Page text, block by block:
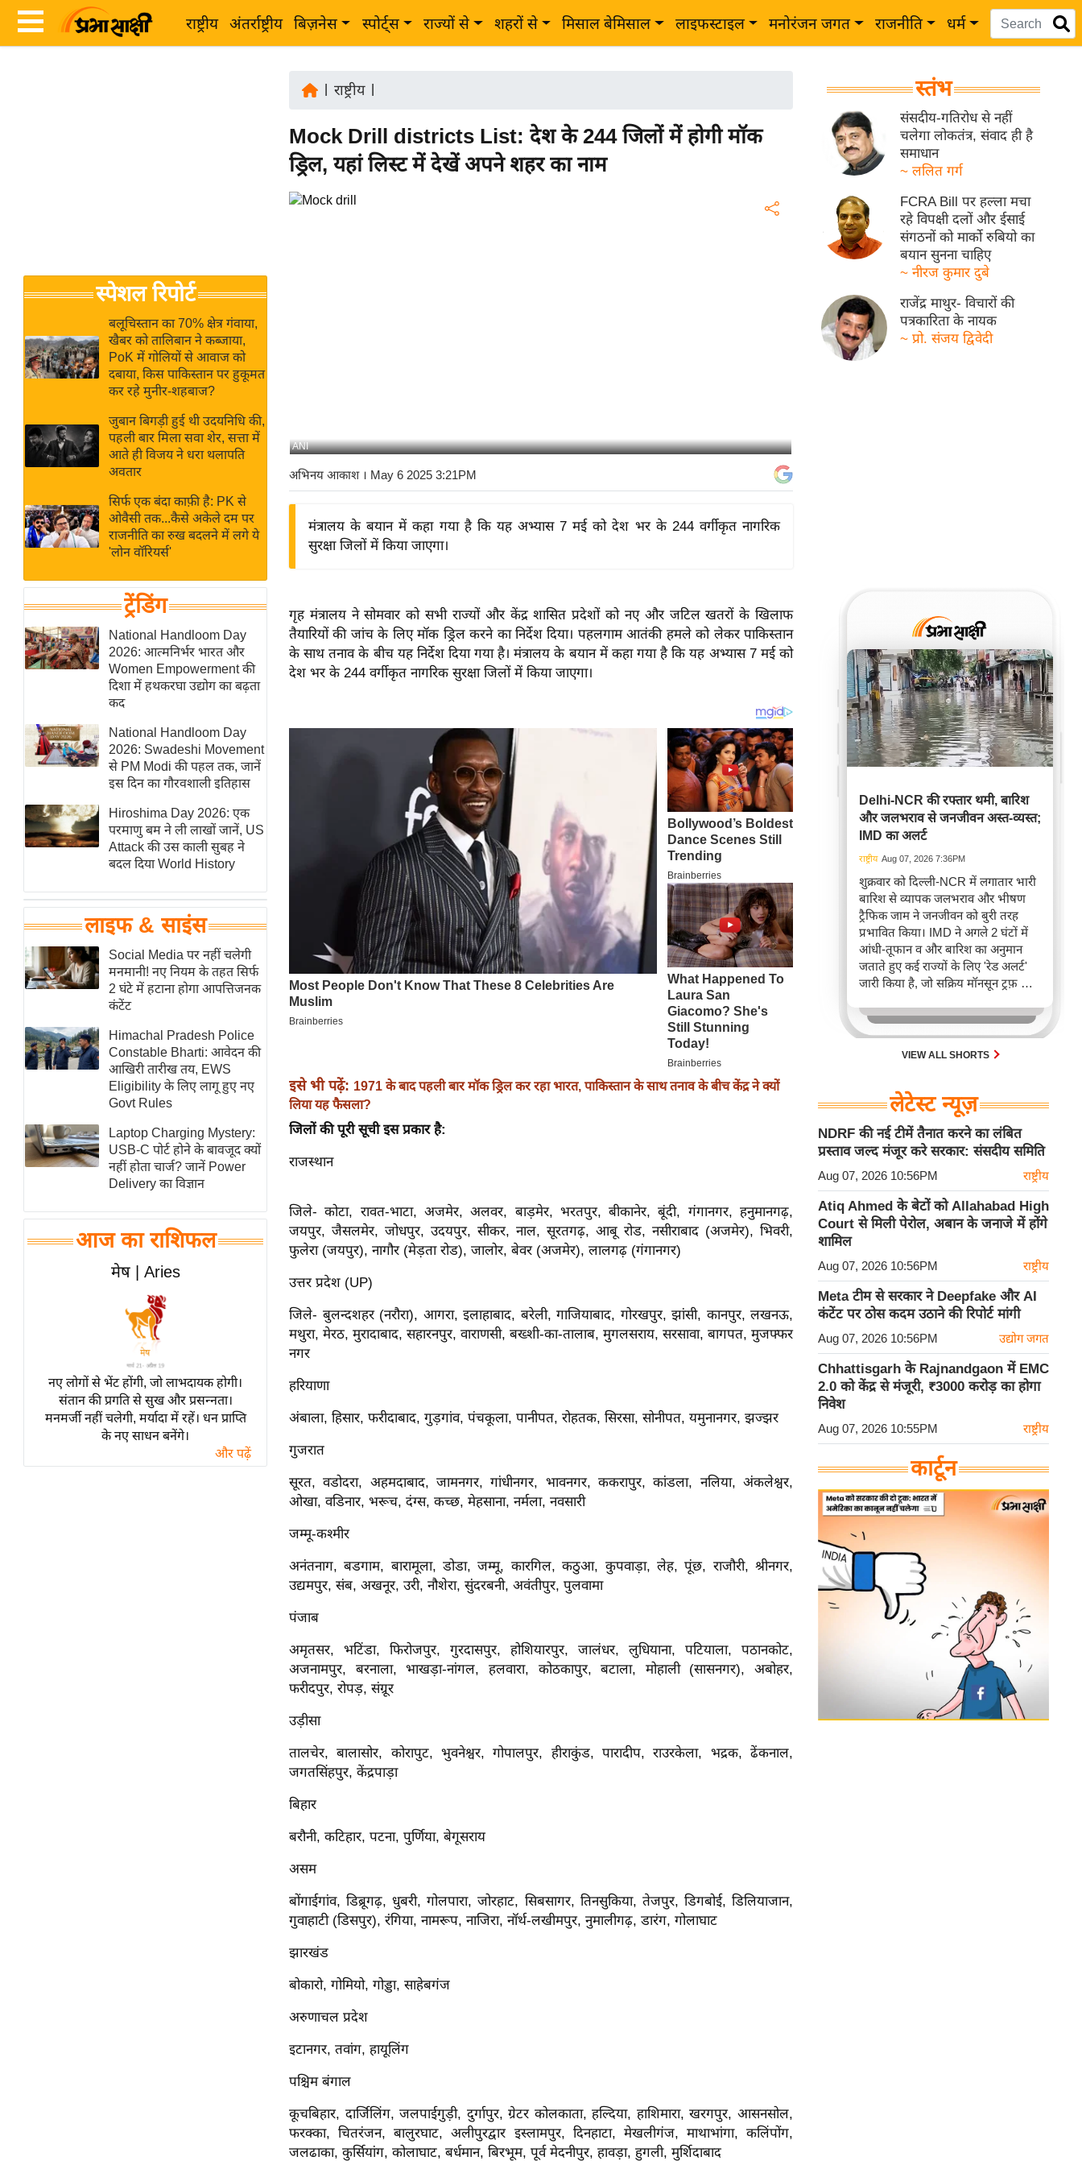
राष्ट्रीय अंतर्राष्ट्रीय बिज़नेस स्पोर्ट्स राज्यों से शहरों से मिसाल बेमिसाल लाइफस्टाइल मनोरंजन जगत राजनीति धर्म
Breaking
News in
Hindi
Hindi
Videos
जगत
राय
बजट
IPL
2026
ई-पेपर
मिसाल बेमिसाल
शख्सियत
यंग इंडिया
साहित्य जगत
ऑटो वर्ल्ड
न्यूज ब्रीफ
मनोरंजन जगत
बॉलीवुड
हॉलीवुड
फिल्म समीक्षा
Breaking
News
लाइफस्टाइल
टेक्नॉलॉजी
घरेलू नुस्खे
पर्यटन स्थल
फिटनेस मंत्रा
रिलेशनशिप
राजनीति
विश्लेषण
समसामयिक
मातृभूमि
एम.
आर.
आई.
समीक्षा
धर्म
ज्योतिष
त्योहार
राशिफल
विशेष
स्पेशल रिपोर्ट
बलूचिस्तान का 70% क्षेत्र गंवाया,
खैबर को तालिबान ने कब्जाया,
PoK में गोलियों से आवाज को
दबाया, किस पाकिस्तान पर हुकूमत
कर रहे मुनीर-शहबाज?
जुबान बिगड़ी हुई थी उदयनिधि की,
पहली बार मिला सवा शेर, सत्ता में
आते ही विजय ने धरा थलापति
अवतार
सिर्फ एक बंदा काफ़ी है: PK से
ओवैसी तक...कैसे अकेले दम पर
राजनीति का रुख बदलने में लगे ये
'लोन वॉरियर्स'
ट्रेंडिंग
National Handloom Day
2026: आत्मनिर्भर भारत और
Women Empowerment की
दिशा में हथकरघा उद्योग का बढ़ता
कद
National Handloom Day
2026: Swadeshi Movement
से PM Modi की पहल तक, जानें
इस दिन का गौरवशाली इतिहास
Hiroshima Day 2026: एक
परमाणु बम ने ली लाखों जानें, US
Attack की उस काली सुबह ने
बदल दिया World History
लाइफ & साइंस
Social Media पर नहीं चलेगी
मनमानी! नए नियम के तहत सिर्फ
2 घंटे में हटाना होगा आपत्तिजनक
कंटेंट
Himachal Pradesh Police
Constable Bharti: आवेदन की
आखिरी तारीख तय, EWS
Eligibility के लिए लागू हुए नए
Govt Rules
Laptop Charging Mystery:
USB-C पोर्ट होने के बावजूद क्यों
नहीं होता चार्ज? जानें Power
Delivery का विज्ञान
आज का राशिफल
मेष | Aries
नए लोगों से भेंट होंगी, जो लाभदायक होगी।
संतान की प्रगति से सुख और प्रसन्नता।
मनमर्जी नहीं चलेगी, मर्यादा में रहें। धन प्राप्ति
के नए साधन बनेंगे।
और पढ़ें
राष्ट्रीय|
Mock Drill districts List: देश के 244 जिलों में होगी मॉक
ड्रिल, यहां लिस्ट में देखें अपने शहर का नाम
ANI
अभिनय आकाश। May 6 2025 3:21PM
मंत्रालय के बयान में कहा गया है कि यह अभ्यास 7 मई को देश भर के 244 वर्गीकृत नागरिक
सुरक्षा जिलों में किया जाएगा।
गृह मंत्रालय ने सोमवार को सभी राज्यों और केंद्र शासित प्रदेशों को नए और जटिल खतरों के खिलाफ
तैयारियों की जांच के लिए मॉक ड्रिल करने का निर्देश दिया। पहलगाम आतंकी हमले को लेकर पाकिस्तान
के साथ तनाव के बीच यह निर्देश दिया गया है। मंत्रालय के बयान में कहा गया है कि यह अभ्यास 7 मई को
देश भर के 244 वर्गीकृत नागरिक सुरक्षा जिलों में किया जाएगा।
इसे भी पढ़ें: 1971 के बाद पहली बार मॉक ड्रिल कर रहा भारत, पाकिस्तान के साथ तनाव के बीच केंद्र ने क्यों
लिया यह फैसला?
जिलों की पूरी सूची इस प्रकार है:
राजस्थान
जिले- कोटा, रावत-भाटा, अजमेर, अलवर, बाड़मेर, भरतपुर, बीकानेर, बूंदी, गंगानगर, हनुमानगढ़,
जयपुर, जैसलमेर, जोधपुर, उदयपुर, सीकर, नाल, सूरतगढ़, आबू रोड, नसीराबाद (अजमेर), भिवरी,
फुलेरा (जयपुर), नागौर (मेड़ता रोड), जालोर, बेवर (अजमेर), लालगढ़ (गंगानगर)
उत्तर प्रदेश (UP)
जिले- बुलन्दशहर (नरौरा), आगरा, इलाहाबाद, बरेली, गाजियाबाद, गोरखपुर, झांसी, कानपुर, लखनऊ,
मथुरा, मेरठ, मुरादाबाद, सहारनपुर, वाराणसी, बख्शी-का-तालाब, मुगलसराय, सरसावा, बागपत, मुजफ्फर
नगर
हरियाणा
अंबाला, हिसार, फरीदाबाद, गुड़गांव, पंचकूला, पानीपत, रोहतक, सिरसा, सोनीपत, यमुनानगर, झज्झर
गुजरात
सूरत, वडोदरा, अहमदाबाद, जामनगर, गांधीनगर, भावनगर, ककरापुर, कांडला, नलिया, अंकलेश्वर,
ओखा, वडिनार, भरूच, दंग्स, कच्छ, मेहसाना, नर्मला, नवसारी
जम्मू-कश्मीर
अनंतनाग, बडगाम, बारामूला, डोडा, जम्मू, कारगिल, कठुआ, कुपवाड़ा, लेह, पूंछ, राजौरी, श्रीनगर,
उद्यमपुर, संब, अखनूर, उरी, नौशेरा, सुंदरबनी, अवंतीपुर, पुलवामा
पंजाब
अमृतसर, भटिंडा, फिरोजपुर, गुरदासपुर, होशियारपुर, जालंधर, लुधियाना, पटियाला, पठानकोट,
अजनामपुर, बरनाला, भाखड़ा-नांगल, हलवारा, कोठकापुर, बटाला, मोहाली (सासनगर), अबोहर,
फरीदपुर, रोपड़, संग्रूर
उड़ीसा
तालचेर, बालासोर, कोरापुट, भुवनेश्वर, गोपालपुर, हीराकुंड, पारादीप, राउरकेला, भद्रक, ढेंकनाल,
जगतसिंहपुर, केंद्रपाड़ा
बिहार
बरौनी, कटिहार, पटना, पुर्णिया, बेगूसराय
असम
बोंगाईगांव, डिब्रूगढ़, धुबरी, गोलपारा, जोरहाट, सिबसागर, तिनसुकिया, तेजपुर, डिगबोई, डिलियाजान,
गुवाहाटी (डिसपुर), रंगिया, नामरूप, नाजिरा, नॉर्थ-लखीमपुर, नुमालीगढ़, डारंग, गोलाघाट
झारखंड
बोकारो, गोमियो, गोड्डा, साहेबगंज
अरुणाचल प्रदेश
इटानगर, तवांग, हायूलिंग
पश्चिम बंगाल
कूचबिहार, दार्जिलिंग, जलपाईगुड़ी, दुर्गापुर, ग्रेटर कोलकाता, हल्दिया, हाशिमारा, खरगपुर, आसनसोल,
फरक्का, चितरंजन, बालुरघाट, अलीपुरद्वार इस्लामपुर, दिनहाटा, मेखलीगंज, माथाभांगा, कलिंपोंग,
जलढाका, कुर्सियांग, कोलाघाट, बर्धमान, बिरभूम, पूर्व मेदनीपुर, हावड़ा, हुगली, मुर्शिदाबाद
स्तंभ
संसदीय-गतिरोध से नहीं
चलेगा लोकतंत्र, संवाद ही है
समाधान
~ ललित गर्ग
FCRA Bill पर हल्ला मचा
रहे विपक्षी दलों और ईसाई
संगठनों को मार्को रुबियो का
बयान सुनना चाहिए
~ नीरज कुमार दुबे
राजेंद्र माथुर- विचारों की
पत्रकारिता के नायक
~ प्रो. संजय द्विवेदी
Delhi-NCR की रफ्तार थमी, बारिश
और जलभराव से जनजीवन अस्त-व्यस्त;
IMD का अलर्ट
राष्ट्रीय Aug 07, 2026 7:36PM
शुक्रवार को दिल्ली-NCR में लगातार भारी
बारिश से व्यापक जलभराव और भीषण
ट्रैफिक जाम ने जनजीवन को बुरी तरह
प्रभावित किया। IMD ने अगले 2 घंटों में
आंधी-तूफान व और बारिश का अनुमान
जताते हुए कई राज्यों के लिए 'रेड अलर्ट'
जारी किया है, जो सक्रिय मॉनसून ट्रफ़ और
जिससे यातायात बाधित होने के साथ-साथ
सफदरजंग अस्पताल में भी जलभराव की
स्थिति बनी।VIEW ALL SHORTS
लेटेस्ट न्यूज़
NDRF की नई टीमें तैनात करने का लंबित
प्रस्ताव जल्द मंजूर करे सरकार: संसदीय समिति
Aug 07, 2026 10:56PM राष्ट्रीय
Atiq Ahmed के बेटों को Allahabad High
Court से मिली पेरोल, अबान के जनाजे में होंगे
शामिल
Aug 07, 2026 10:56PM राष्ट्रीय
Meta टीम से सरकार ने Deepfake और AI
कंटेंट पर ठोस कदम उठाने की रिपोर्ट मांगी
Aug 07, 2026 10:56PM उद्योग जगत
Chhattisgarh के Rajnandgaon में EMC
2.0 को केंद्र से मंजूरी, ₹3000 करोड़ का होगा
निवेश
Aug 07, 2026 10:55PM राष्ट्रीय
कार्टून